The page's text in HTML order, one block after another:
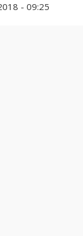
- 09:25